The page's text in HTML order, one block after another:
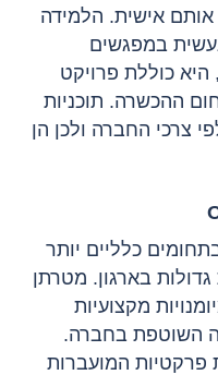
אישית. הלמידה
במפגשים
היא כוללת פרויקט
ההכשרה. תוכניות
צרכי החברה ולכן הן
כלליים יותר
בארגון. מטרתן
מקצועיות
השוטפת בחברה.
פרקטיות המועברות